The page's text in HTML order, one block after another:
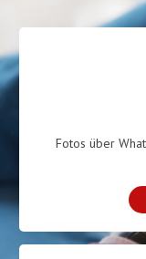
Fotos über